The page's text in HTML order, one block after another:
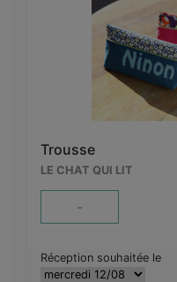
Trousse
LE CHAT QUI LIT
-
Réception souhaitée le